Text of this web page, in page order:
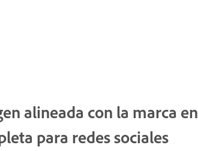
alineada con la marca en
para redes sociales